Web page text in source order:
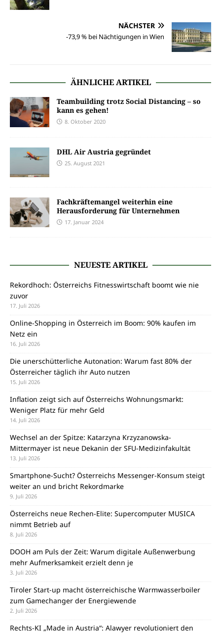
NÄCHSTER
-73,9 % bei Nächtigungen in Wien
ÄHNLICHE ARTIKEL
Teambuilding trotz Social Distancing – so
kann es gehen!
8. Oktober 2020
DHL Air Austria gegründet
25. August 2021
Fachkräftemangel weiterhin eine
Herausforderung für Unternehmen
17. Januar 2024
NEUESTE ARTIKEL
Rekordhoch: Österreichs Fitnesswirtschaft boomt wie nie
zuvor
17. Juli 2026
Online-Shopping in Österreich im Boom: 90% kaufen im
Netz ein
16. Juli 2026
Die unerschütterliche Autonation: Warum fast 80% der
Österreicher täglich ihr Auto nutzen
15. Juli 2026
Inflation zeigt sich auf Österreichs Wohnungsmarkt:
Weniger Platz für mehr Geld
14. Juli 2026
Wechsel an der Spitze: Katarzyna Krzyzanowska-
Mittermayer ist neue Dekanin der SFU-Medizinfakultät
13. Juli 2026
Smartphone-Sucht? Österreichs Messenger-Konsum steigt
weiter an und bricht Rekordmarke
9. Juli 2026
Österreichs neue Rechen-Elite: Supercomputer MUSICA
nimmt Betrieb auf
8. Juli 2026
DOOH am Puls der Zeit: Warum digitale Außenwerbung
mehr Aufmerksamkeit erzielt denn je
3. Juli 2026
Tiroler Start-up macht österreichische Warmwasserboiler
zum Gamechanger der Energiewende
2. Juli 2026
Rechts-KI „Made in Austria“: Alawyer revolutioniert den